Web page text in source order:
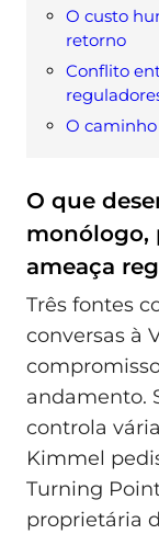
O custo
retorno
Conflito
O
O que
monólogo,
ameaça
Três fontes
conversas à
andamento.
controla
Kimmel
Turning
proprietária